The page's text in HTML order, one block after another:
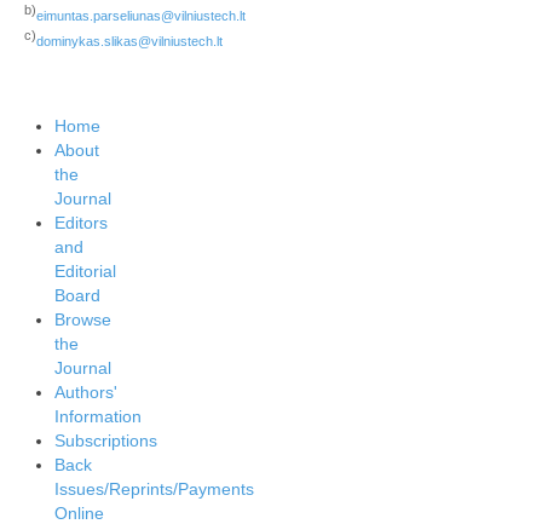
b)eimuntas.parseliunas@vilniustech.lt
c)dominykas.slikas@vilniustech.lt
Home
About
the
Journal
Editors
and
Editorial
Board
Browse
the
Journal
Authors'
Information
Subscriptions
Back
Issues/Reprints/Payments
Online